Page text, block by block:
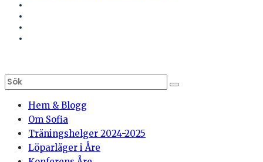
Hem & Blogg
Om Sofia
Träningshelger 2024-2025
Löparläger i Åre